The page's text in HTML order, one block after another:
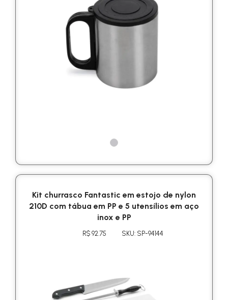
Kit churrasco Fantastic em estojo de nylon
210D com tábua em PP e 5 utensílios em aço
inox e PP
R$ 92.75 SKU: SP-94144